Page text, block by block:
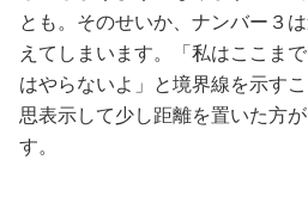
とも。そのせいか、ナンバー３
えてしまいます。「私はここま
はやらないよ」と境界線を示す
思表示して少し距離を置いた方
す。